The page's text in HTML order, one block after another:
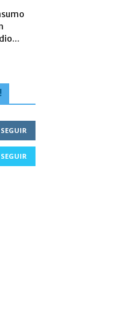
SEGUIR
SEGUIR